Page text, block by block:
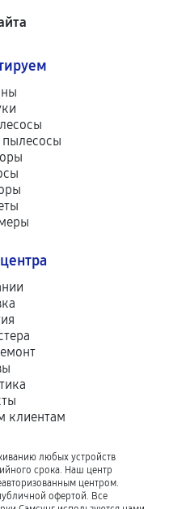
пылесосы
клиентам
любых устройств
срока. Наш центр
центром.
офертой. Все